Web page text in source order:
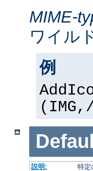
MIME-
ワイル
例
説明:
特定